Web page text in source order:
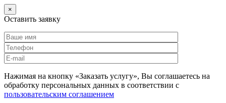
×
Оставить заявку
Нажимая на кнопку «Заказать услугу», Вы соглашаетесь на
обработку персональных данных в соответствии с
пользовательским соглашением